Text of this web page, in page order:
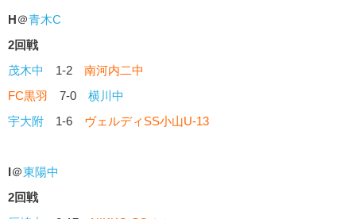
H＠青木C
2回戦
茂木中
1-2 南河内二中
FC黒羽
7-0 横川中
宇大附 1-6 ヴェルディSS小山U-13
I＠東陽中
2回戦